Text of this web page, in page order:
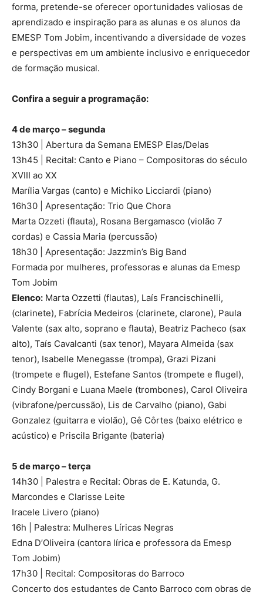
forma, pretende-se oferecer oportunidades valiosas de
aprendizado e inspiração para as alunas e os alunos da
EMESP Tom Jobim, incentivando a diversidade de vozes
e perspectivas em um ambiente inclusivo e enriquecedor
de formação musical.
Confira a seguir a programação:
4 de março – segunda
13h30 | Abertura da Semana EMESP Elas/Delas
13h45 | Recital: Canto e Piano – Compositoras do século
XVIII ao XX
Marília Vargas (canto) e Michiko Licciardi (piano)
16h30 | Apresentação: Trio Que Chora
Marta Ozzeti (flauta), Rosana Bergamasco (violão 7
cordas) e Cassia Maria (percussão)
18h30 | Apresentação: Jazzmin’s Big Band
Formada por mulheres, professoras e alunas da Emesp
Tom Jobim
Elenco: Marta Ozzetti (flautas), Laís Francischinelli,
(clarinete), Fabrícia Medeiros (clarinete, clarone), Paula
Valente (sax alto, soprano e flauta), Beatriz Pacheco (sax
alto), Taís Cavalcanti (sax tenor), Mayara Almeida (sax
tenor), Isabelle Menegasse (trompa), Grazi Pizani
(trompete e flugel), Estefane Santos (trompete e flugel),
Cindy Borgani e Luana Maele (trombones), Carol Oliveira
(vibrafone/percussão), Lis de Carvalho (piano), Gabi
Gonzalez (guitarra e violão), Gê Côrtes (baixo elétrico e
acústico) e Priscila Brigante (bateria)
5 de março – terça
14h30 | Palestra e Recital: Obras de E. Katunda, G.
Marcondes e Clarisse Leite
Iracele Livero (piano)
16h | Palestra: Mulheres Líricas Negras
Edna D’Oliveira (cantora lírica e professora da Emesp
Tom Jobim)
17h30 | Recital: Compositoras do Barroco
Concerto dos estudantes de Canto Barroco com obras de